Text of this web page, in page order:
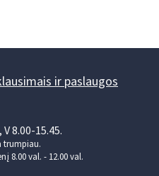
ir paslaugos
8.00-15.45.
trumpiau.
8.00 val. - 12.00 val.